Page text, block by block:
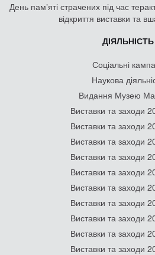
День памʼяті страчених під час
відкриття виставки та
ДІЯЛЬНІСТЬ
Соціальні
Наукова
Видання Музею
Виставки та заходи
Виставки та заходи
Виставки та заходи
Виставки та заходи
Виставки та заходи
Виставки та заходи
Виставки та заходи
Виставки та заходи
Виставки та заходи
Виставки та заходи